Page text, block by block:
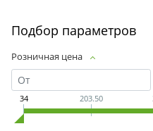
Подбор параметров
Розничная цена
34 203.50